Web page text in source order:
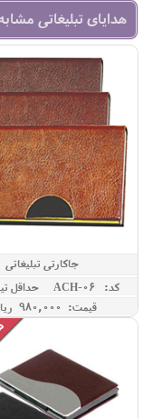
هدایای تبلیغاتی
جاکارتی تبلیغاتی
کد: ACH-06
حداقل
قیمت: 980,000 ريال